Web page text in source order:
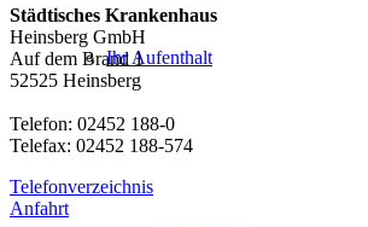
Ihr Aufenthalt
Städtisches Krankenhaus
Heinsberg GmbH
Auf dem Brand 1
52525 Heinsberg
Telefon: 02452 188-0
Telefax: 02452 188-574
Telefonverzeichnis
Anfahrt